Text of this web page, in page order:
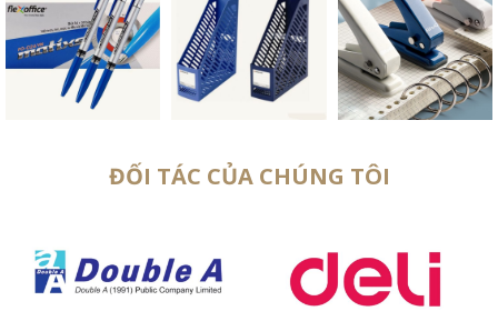
ĐỐI TÁC CỦA CHÚNG TÔI